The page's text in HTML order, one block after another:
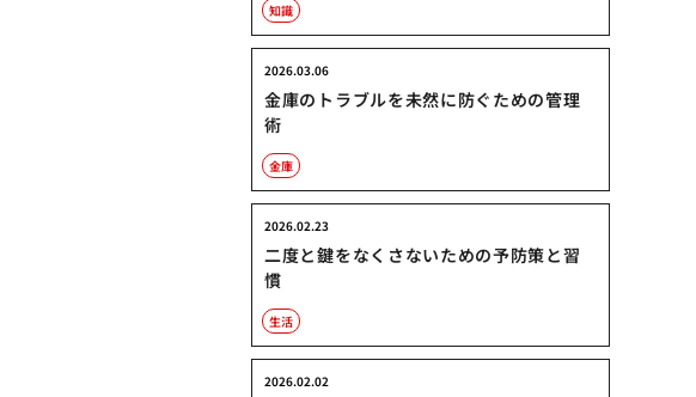
知識
金庫のトラブルを未然に防ぐための管理
術
2026.03.06
金庫
二度と鍵をなくさないための予防策と習
慣
2026.02.23
生活
2026.02.02